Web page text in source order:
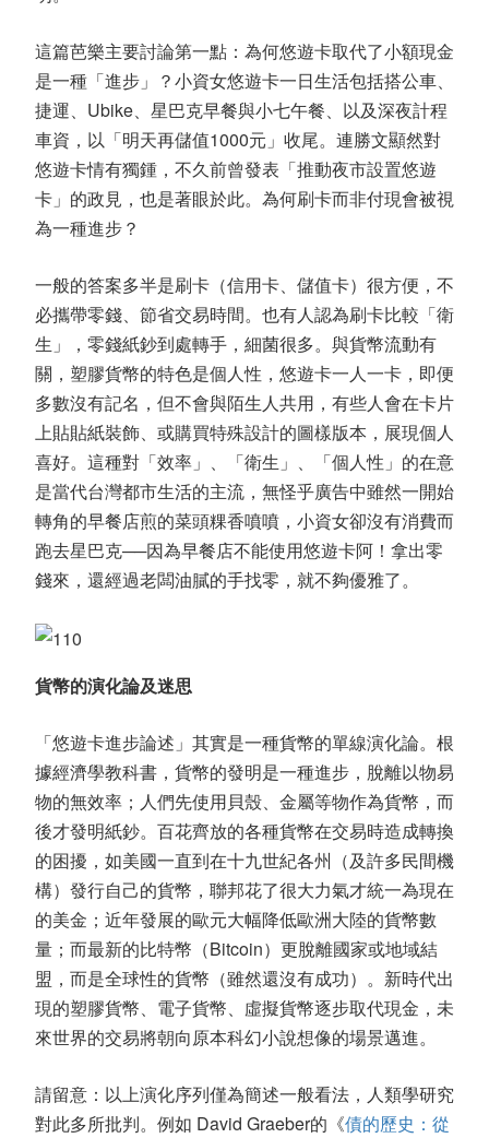
這篇芭樂主要討論第一點：為何悠遊卡取代了小額現金
是一種「進步」？小資女悠遊卡一日生活包括搭公車、
捷運、Ubike、星巴克早餐與小七午餐、以及深夜計程
車資，以「明天再儲值1000元」收尾。連勝文顯然對
悠遊卡情有獨鍾，不久前曾發表「推動夜市設置悠遊
卡」的政見，也是著眼於此。為何刷卡而非付現會被視
為一種進步？
一般的答案多半是刷卡（信用卡、儲值卡）很方便，不
必攜帶零錢、節省交易時間。也有人認為刷卡比較「衛
生」，零錢紙鈔到處轉手，細菌很多。與貨幣流動有
關，塑膠貨幣的特色是個人性，悠遊卡一人一卡，即便
多數沒有記名，但不會與陌生人共用，有些人會在卡片
上貼貼紙裝飾、或購買特殊設計的圖樣版本，展現個人
喜好。這種對「效率」、「衛生」、「個人性」的在意
是當代台灣都市生活的主流，無怪乎廣告中雖然一開始
轉角的早餐店煎的菜頭粿香噴噴，小資女卻沒有消費而
跑去星巴克──因為早餐店不能使用悠遊卡阿！拿出零
錢來，還經過老闆油膩的手找零，就不夠優雅了。
貨幣的演化論及迷思
「悠遊卡進步論述」其實是一種貨幣的單線演化論。根
據經濟學教科書，貨幣的發明是一種進步，脫離以物易
物的無效率；人們先使用貝殼、金屬等物作為貨幣，而
後才發明紙鈔。百花齊放的各種貨幣在交易時造成轉換
的困擾，如美國一直到在十九世紀各州（及許多民間機
構）發行自己的貨幣，聯邦花了很大力氣才統一為現在
的美金；近年發展的歐元大幅降低歐洲大陸的貨幣數
量；而最新的比特幣（Bitcoin）更脫離國家或地域結
盟，而是全球性的貨幣（雖然還沒有成功）。新時代出
現的塑膠貨幣、電子貨幣、虛擬貨幣逐步取代現金，未
來世界的交易將朝向原本科幻小說想像的場景邁進。
請留意：以上演化序列僅為簡述一般看法，人類學研究
對此多所批判。例如 David Graeber的《債的歷史：從